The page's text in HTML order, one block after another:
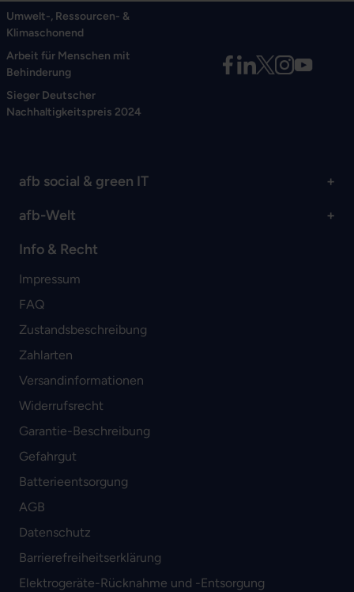
Umwelt-, Ressourcen- &
Klimaschonend
Arbeit für Menschen mit
Behinderung
Sieger Deutscher
Nachhaltigkeitspreis 2024
afb social & green IT
afb-Welt
Info & Recht
Impressum
FAQ
Zustandsbeschreibung
Zahlarten
Versandinformationen
Widerrufsrecht
Garantie-Beschreibung
Gefahrgut
Batterieentsorgung
AGB
Datenschutz
Barrierefreiheitserklärung
Elektrogeräte-Rücknahme und -Entsorgung